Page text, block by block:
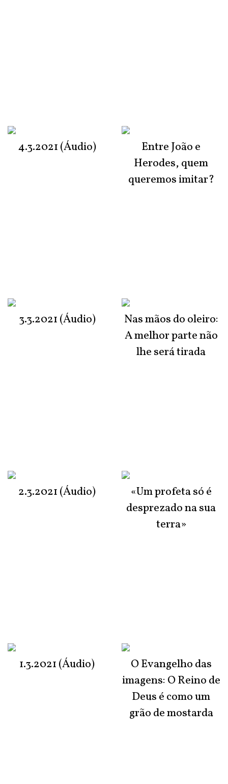
4.3.2021 (Áudio)
3.3.2021 (Áudio)
2.3.2021 (Áudio)
1.3.2021 (Áudio)
Entre João e
Herodes, quem
queremos imitar?
Nas mãos do oleiro:
A melhor parte não
lhe será tirada
«Um profeta só é
desprezado na sua
terra»
O Evangelho das
imagens: O Reino de
Deus é como um
grão de mostarda